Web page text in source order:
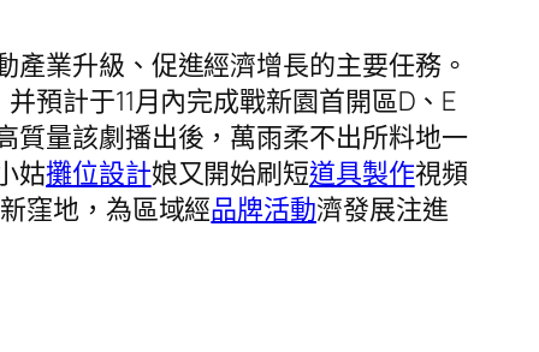
產業升級、促進經濟增長的主要任務。
預計于11月內完成戰新園首開區D、E
質量該劇播出後，萬雨柔不出所料地一
姑攤位設計娘又開始刷短道具製作視頻
窪地，為區域經品牌活動濟發展注進